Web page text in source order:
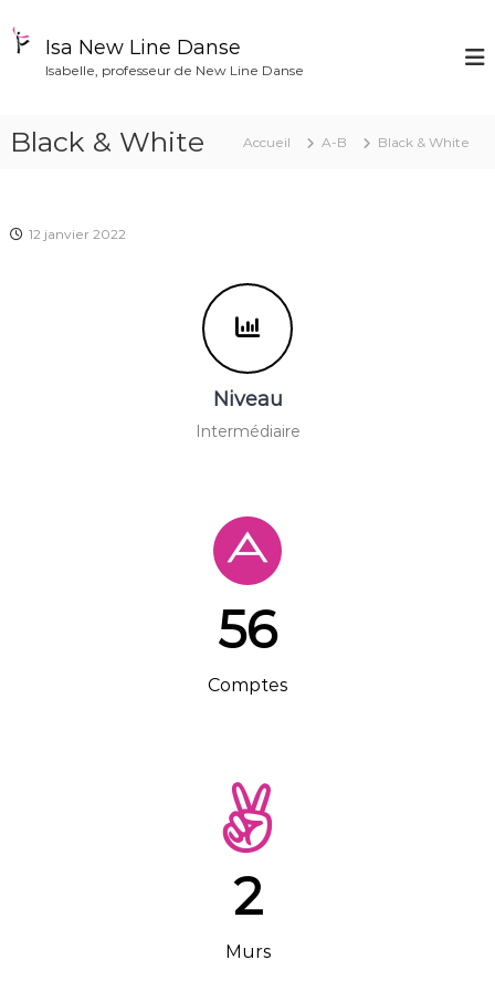
Isa New Line Danse
Isabelle, professeur de New Line Danse
Black & White Accueil A-B Black & White
12 janvier 2022
Niveau
Intermédiaire
56
Comptes
2
Murs